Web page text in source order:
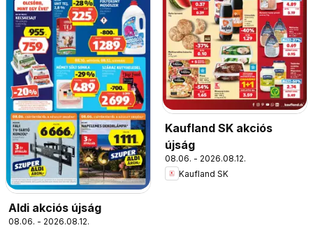
Aldi akciós újság
08.06. - 2026.08.12.
Kaufland SK akciós
újság
08.06. - 2026.08.12.
Kaufland SK